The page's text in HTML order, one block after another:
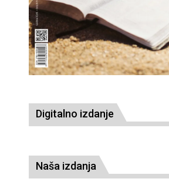
Digitalno izdanje
Naša izdanja